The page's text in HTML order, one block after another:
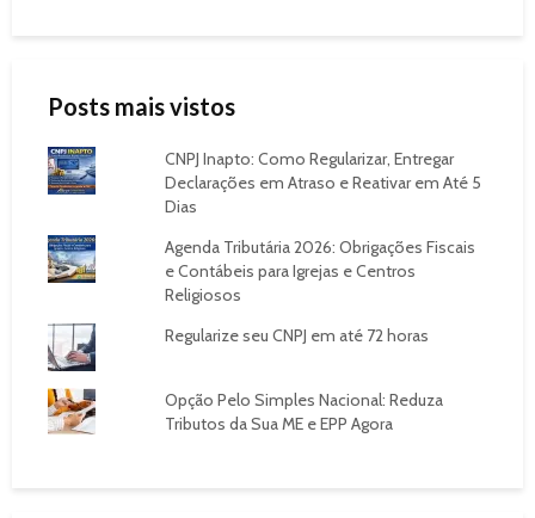
Posts mais vistos
CNPJ Inapto: Como Regularizar, Entregar
Declarações em Atraso e Reativar em Até 5
Dias
Agenda Tributária 2026: Obrigações Fiscais
e Contábeis para Igrejas e Centros
Religiosos
Regularize seu CNPJ em até 72 horas
Opção Pelo Simples Nacional: Reduza
Tributos da Sua ME e EPP Agora